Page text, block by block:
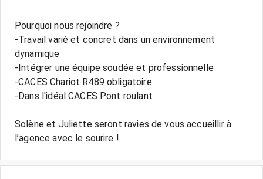
Pourquoi nous rejoindre ?
-Travail varié et concret dans un environnement
dynamique
-Intégrer une équipe soudée et professionnelle
-CACES Chariot R489 obligatoire
-Dans l'idéal CACES Pont roulant
Solène et Juliette seront ravies de vous accueillir à
l’agence avec le sourire !